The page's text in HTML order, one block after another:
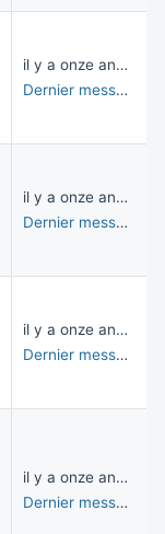
il y a onze années
Dernier message
il y a onze années
Dernier message
il y a onze années
Dernier message
il y a onze années
Dernier message